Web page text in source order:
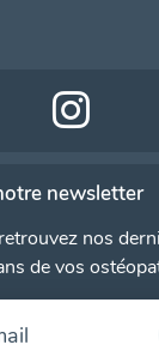
newsletter
nos
de vos